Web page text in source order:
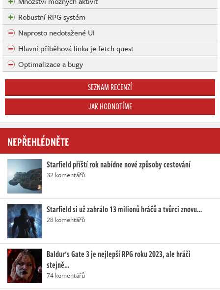
Robustní RPG systém
Naprosto nedotažené UI
Hlavní příběhová linka je fetch quest
Optimalizace a bugy
SEZNAM RECENZÍ
JAK HODNOTÍME
NEPŘEHLÉDNĚTE
Starfield příští rok nabídne nové způsoby cestování
32 komentářů
Starfield si už zahrálo 13 milionů hráčů a tvůrci znovu…
28 komentářů
Baldur's Gate 3 je nejlepší RPG roku 2023, ale hráči
stejně…
74 komentářů